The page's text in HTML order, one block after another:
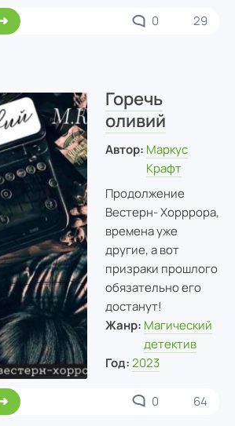
0 29
Горечь
оливий
Автор: Маркус
Крафт
Продолжение
Вестерн- Хорррора,
времена уже
другие, а вот
призраки прошлого
обязательно его
достанут!
Жанр: Магический
детектив
Год: 2023
0 64